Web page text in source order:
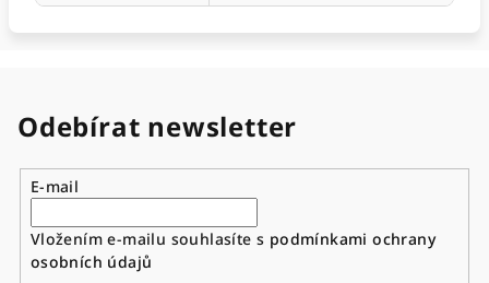
Odebírat newsletter
E-mail
Vložením e-mailu souhlasíte s podmínkami ochrany
osobních údajů